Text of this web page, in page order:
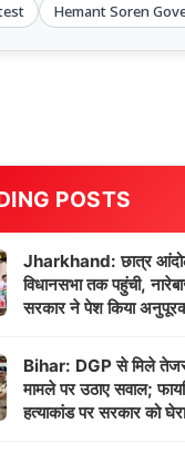
Hemant Soren
POSTS
Jharkhand: छात्र
विधानसभा तक पहुंची,
सरकार ने पेश किया
Bihar: DGP से मिले
मामले पर उठाए सवाल;
हत्याकांड पर सरकार को